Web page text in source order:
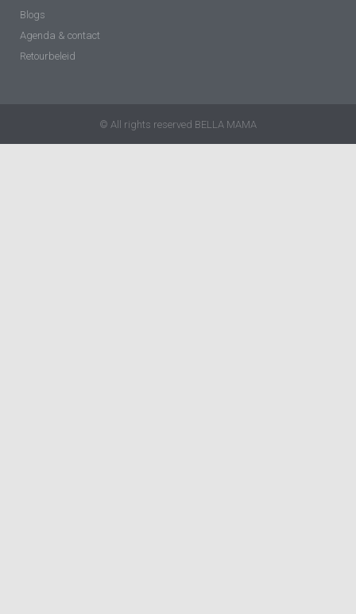
Blogs
Agenda & contact
Retourbeleid
© All rights reserved BELLA MAMA